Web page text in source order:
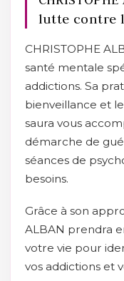
lutte contre
CHRISTOPHE
santé mentale
addictions. Sa
bienveillance et
saura vous
démarche de
séances de
besoins.
Grâce à son
ALBAN prendra
votre vie pour
vos addictions et